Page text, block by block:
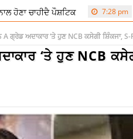
ਪੌਸ਼ਟਿਕ 7:28 pm ਬਦਲਦੇ ਮੌਸਮ
ਗ੍ਰੇਡ ਅਦਾਕਾਰ ‘ਤੇ ਹੁਣ NCB ਕਸੇਗੀ ਸ਼ਿੰਕਜਾ,
‘ਤੇ ਹੁਣ NCB